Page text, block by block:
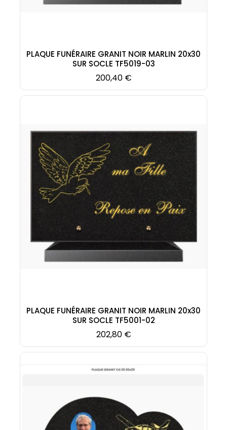
PLAQUE FUNÉRAIRE GRANIT NOIR MARLIN 20x30
SUR SOCLE TF5019-03
Prix
200,40 €
PLAQUE FUNÉRAIRE GRANIT NOIR MARLIN 20x30
SUR SOCLE TF5001-02
Prix
202,80 €